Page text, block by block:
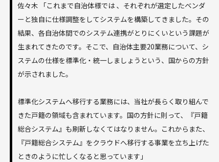
佐々木 「これまで自治体様では 、それぞれが選定したベンダ
ーと独自に仕様調整をしてシステムを構築してきました。その
結果、各自治体間でのシステム連携がとりにくいという課題が
生まれてきたのです。そこで、自治体主要20業務について、シ
ステムの仕様を標準化・統一しましょうという、国からの方針
が示されました。
標準化システムへ移行する業務には、当社が長らく取り組んで
きた戸籍の領域も含まれています。国の方針に則って、『戸籍
総合システム』も刷新しなくてはなりません。これからまた、
『戸籍総合システム』をクラウドへ移行する事業を立ち上げた
ときのように忙しくなると思っています」